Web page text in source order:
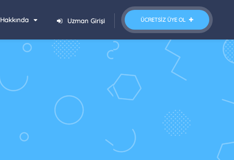
ÜCRETSIZ ÜYE OL
Uzman Girişi
Hakkında